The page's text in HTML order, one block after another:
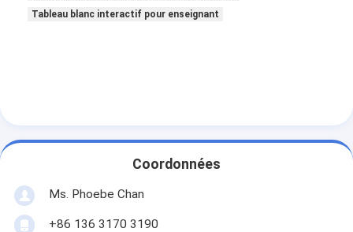
Tableau blanc interactif pour enseignant
Coordonnées
Ms. Phoebe Chan
+86 136 3170 3190